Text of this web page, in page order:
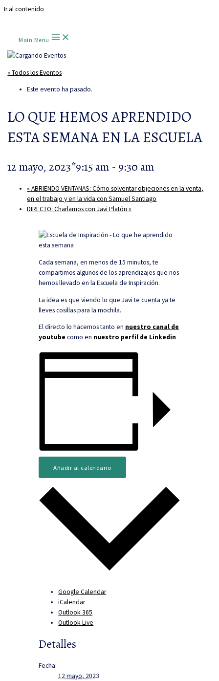
Ir al contenido
Main Menu
« Todos los Eventos
Este evento ha pasado.
LO QUE HEMOS APRENDIDO
ESTA SEMANA EN LA ESCUELA
12 mayo, 2023*9:15 am- 9:30 am
«ABRIENDO VENTANAS: Cómo solventar objeciones en la venta,
en el trabajo y en la vida con Samuel Santiago
DIRECTO: Charlamos con Javi Platón»
Cada semana, en menos de 15 minutos, te
compartimos algunos de los aprendizajes que nos
hemos llevado en la Escuela de Inspiración.
La idea es que viendo lo que Javi te cuenta ya te
lleves cosillas para la mochila.
El directo lo hacemos tanto en nuestro canal de
youtube como en nuestro perfil de Linkedin
Añadir al calendario
Google Calendar
iCalendar
Outlook 365
Outlook Live
Detalles
Fecha:
12 mayo, 2023